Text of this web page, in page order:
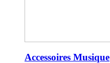
Accessoires Musique